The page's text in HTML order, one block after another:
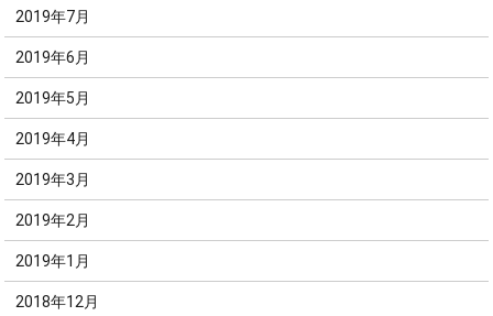
2019年7月
2019年6月
2019年5月
2019年4月
2019年3月
2019年2月
2019年1月
2018年12月